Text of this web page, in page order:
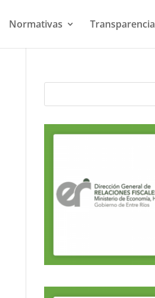
Normativas Transparencia